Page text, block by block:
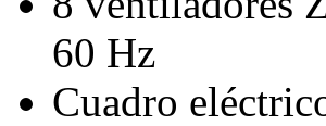
60 Hz
Cuadro